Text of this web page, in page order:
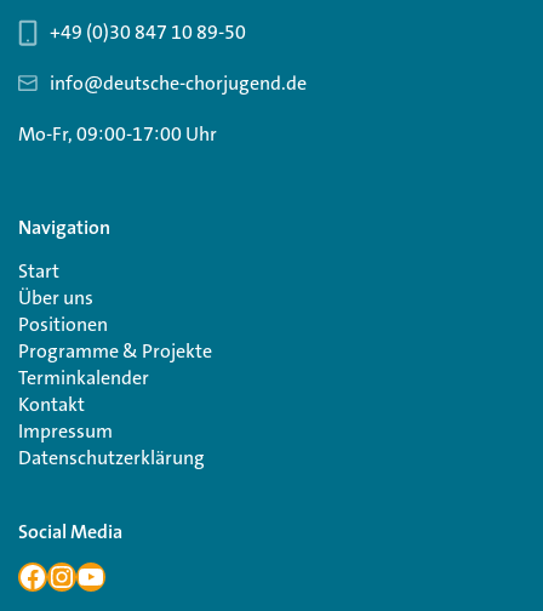
+49 (0)30 847 10 89-50
info@deutsche-chorjugend.de
Mo-Fr, 09:00-17:00 Uhr
Navigation
Start
Über uns
Positionen
Programme & Projekte
Terminkalender
Kontakt
Impressum
Datenschutzerklärung
Social Media